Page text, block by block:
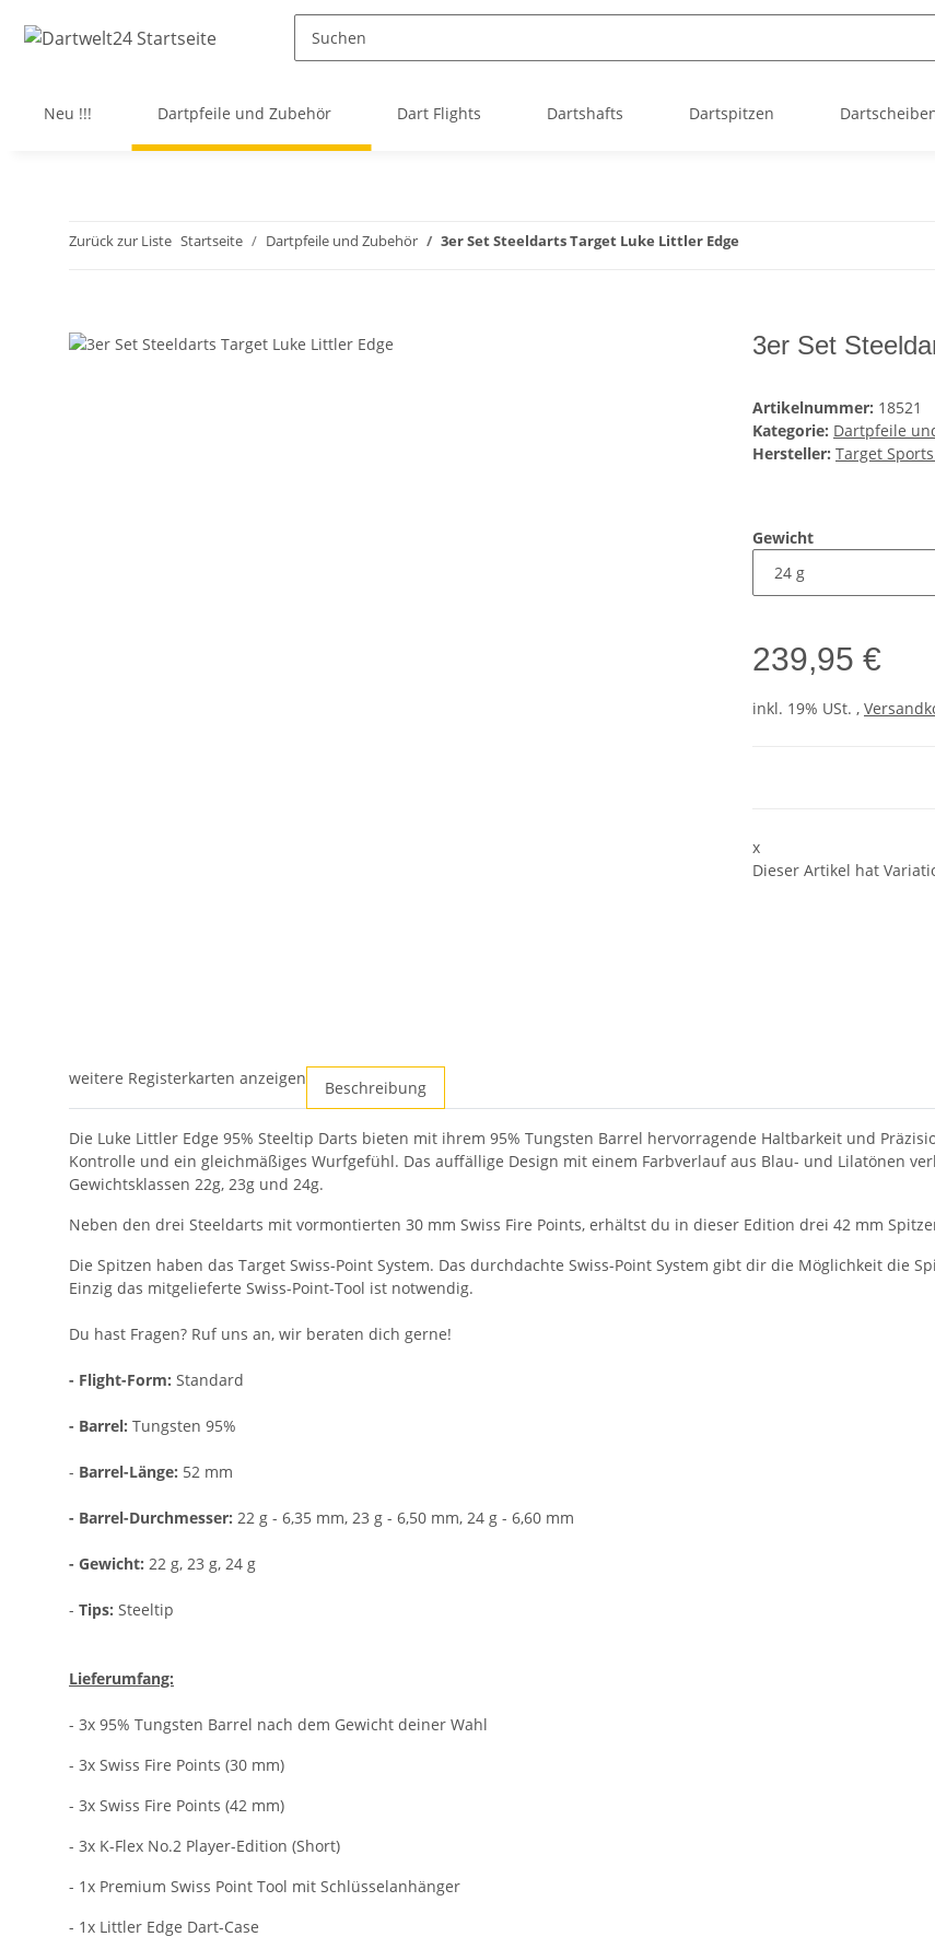
Neu !!! Dartpfeile und Zubehör Dart Flights Dartshafts Dartspitzen
Zurück zur Liste Startseite Dartpfeile und Zubehör 3er Set Steeldarts Target Luke Littler Edge
3er Set
Artikelnummer: 18521
Kategorie: Dartpfeile
Hersteller: Target
Gewicht
239,95 €
inkl. 19% USt. ,
x
Dieser Artikel hat
weitere Registerkarten anzeigen Beschreibung
Die Luke Littler Edge 95% Steeltip Darts bieten mit ihrem 95% Tungsten Barrel hervorragende Haltbarkeit und
Kontrolle und ein gleichmäßiges Wurfgefühl. Das auffällige Design mit einem Farbverlauf aus Blau- und Lilatönen
Gewichtsklassen 22g, 23g und 24g.
Neben den drei Steeldarts mit vormontierten 30 mm Swiss Fire Points, erhältst du in dieser Edition drei 42 mm
Die Spitzen haben das Target Swiss-Point System. Das durchdachte Swiss-Point System gibt dir die Möglichkeit die
Einzig das mitgelieferte Swiss-Point-Tool ist notwendig.
Du hast Fragen? Ruf uns an, wir beraten dich gerne!
- Flight-Form: Standard
- Barrel: Tungsten 95%
- Barrel-Länge: 52 mm
- Barrel-Durchmesser: 22 g - 6,35 mm, 23 g - 6,50 mm, 24 g - 6,60 mm
- Gewicht: 22 g, 23 g, 24 g
- Tips: Steeltip
Lieferumfang:
- 3x 95% Tungsten Barrel nach dem Gewicht deiner Wahl
- 3x Swiss Fire Points (30 mm)
- 3x Swiss Fire Points (42 mm)
- 3x K-Flex No.2 Player-Edition (Short)
- 1x Premium Swiss Point Tool mit Schlüsselanhänger
- 1x Littler Edge Dart-Case